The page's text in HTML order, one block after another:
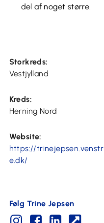
del af noget større.
Storkreds:
Vestjylland
Kreds:
Herning Nord
Website:
https://trinejepsen.venstr
e.dk/
Følg Trine Jepsen